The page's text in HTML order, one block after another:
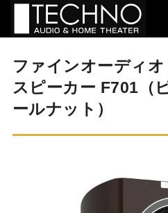
ファインオーディ
スピーカー F701（
ールナット）